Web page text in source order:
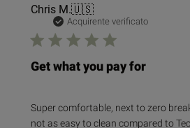
Chris M.🇺🇸
Acquirente verificato
Get what you pay for
Super comfortable, next to zero
not as easy to clean compared to